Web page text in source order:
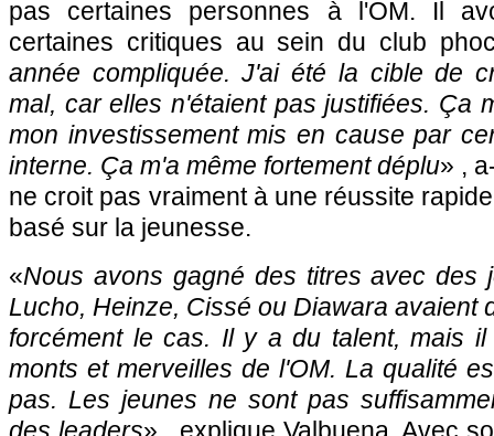
pas certaines personnes à l'OM. Il
certaines critiques au sein du club
année compliquée. J'ai été la cible de
mal, car elles n'étaient pas justifiées. Ça
mon investissement mis en cause par
interne. Ça m'a même fortement déplu» ,
ne croit pas vraiment à une réussite
basé sur la jeunesse.
«Nous avons gagné des titres avec des
Lucho, Heinze, Cissé ou Diawara avaient
forcément le cas. Il y a du talent, mais
monts et merveilles de l'OM. La qualité
pas. Les jeunes ne sont pas